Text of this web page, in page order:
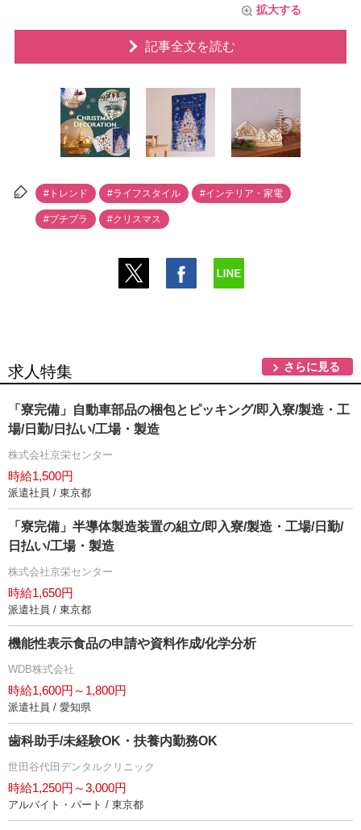
拡大する
記事全文を読む
#トレンド #ライフスタイル #インテリア・家電
#プチプラ #クリスマス
求人特集 さらに見る
「寮完備」自動車部品の梱包とピッキング/即入寮/製造・工
場/日勤/日払い/工場・製造
株式会社京栄センター
時給1,500円
派遣社員 / 東京都
「寮完備」半導体製造装置の組立/即入寮/製造・工場/日勤/
日払い/工場・製造
株式会社京栄センター
時給1,650円
派遣社員 / 東京都
機能性表示食品の申請や資料作成/化学分析
WDB株式会社
時給1,600円～1,800円
派遣社員 / 愛知県
歯科助手/未経験OK・扶養内勤務OK
世田谷代田デンタルクリニック
時給1,250円～3,000円
アルバイト・パート / 東京都